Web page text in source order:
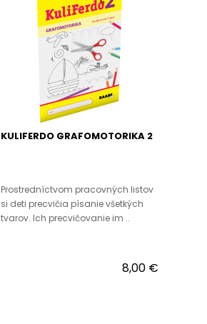
KULIFERDO GRAFOMOTORIKA 2
Prostredníctvom pracovných listov
si deti precvičia písanie všetkých
tvarov. Ich precvičovanie im ..
8,00 €